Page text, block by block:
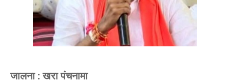
जालना : खरा पंचनामा